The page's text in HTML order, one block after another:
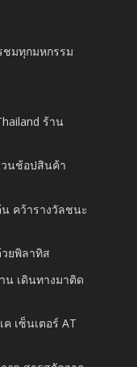
มทุกมหกรรม
ร้าน
วนช้อปสินค้า
คว้ารางวัลชนะ
ยพิลาทิส
น เดินทางมาติด
เซ็นเตอร์ AT